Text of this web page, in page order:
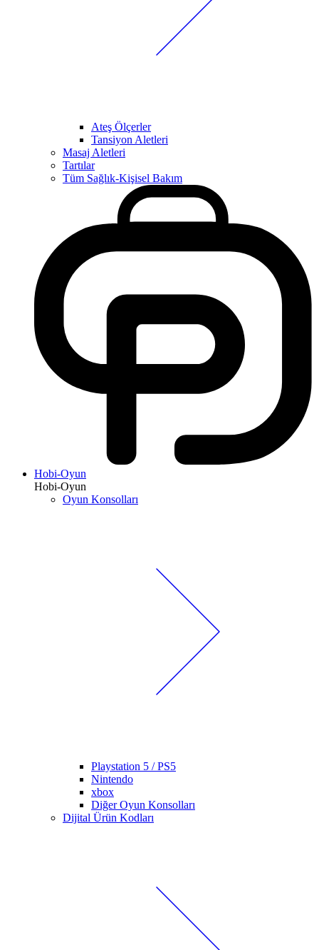
Ateş Ölçerler
Tansiyon Aletleri
Masaj Aletleri
Tartılar
Tüm Sağlık-Kişisel Bakım
Hobi-Oyun
Hobi-Oyun
Oyun Konsolları
Playstation 5 / PS5
Nintendo
xbox
Diğer Oyun Konsolları
Dijital Ürün Kodları